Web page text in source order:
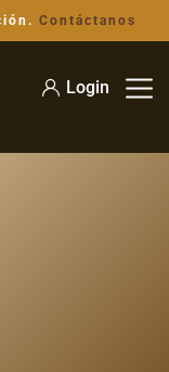
Contáctanos
Login